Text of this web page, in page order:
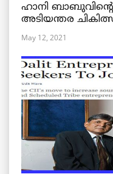
ഹാനി
അടിയന്തര
May 12, 2021